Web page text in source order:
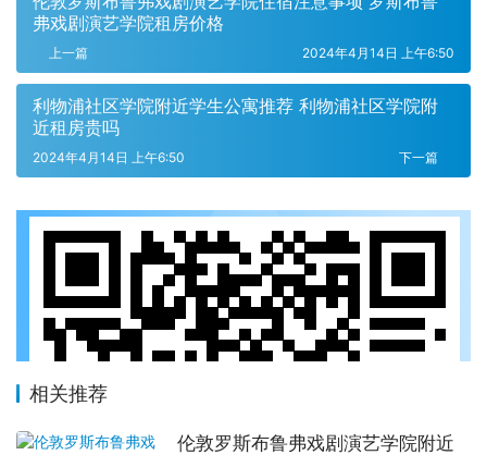
弗戏剧演艺学院租房价格
上一篇 2024年4月14日 上午6:50
利物浦社区学院附近学生公寓推荐 利物浦社区学院附
近租房贵吗
下一篇
2024年4月14日 上午6:50
相关推荐
伦敦罗斯布鲁弗戏剧演艺学院附近